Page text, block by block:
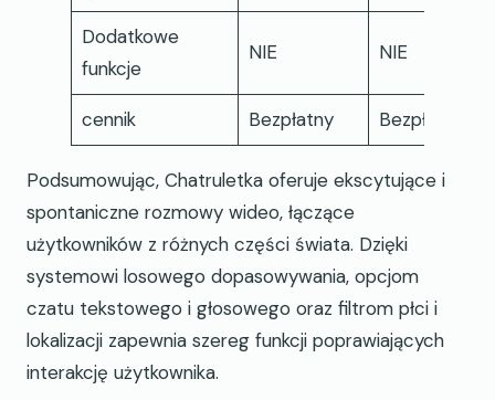
Dodatkowe
funkcje
NIE NIE
cennik Bezpłatny Bezpłatny
Podsumowując, Chatruletka oferuje ekscytujące i
spontaniczne rozmowy wideo, łączące
użytkowników z różnych części świata. Dzięki
systemowi losowego dopasowywania, opcjom
czatu tekstowego i głosowego oraz filtrom płci i
lokalizacji zapewnia szereg funkcji poprawiających
interakcję użytkownika.